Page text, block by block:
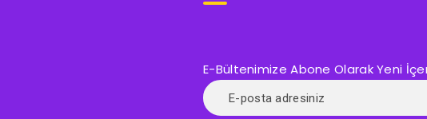
E-Bültenimize Abone Olarak Yeni